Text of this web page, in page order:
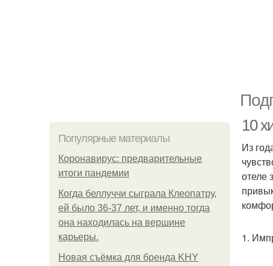
Популярные материалы
Коронавирус: предварительные
итоги пандемии
Когда беллуччи сыграла Клеопатру,
ей было 36-37 лет, и именно тогда
она находилась на вершине
карьеры.
Новая съёмка для бренда KHY
10
Из
отеле
1.